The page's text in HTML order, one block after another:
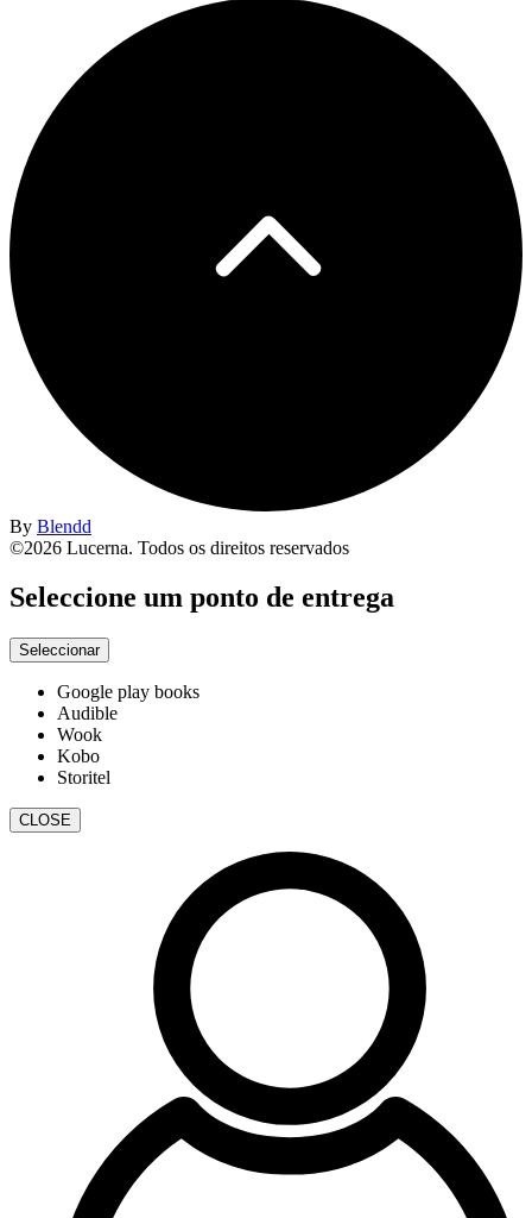
By Blendd
©2026 Lucerna. Todos os direitos reservados
Seleccione um ponto de entrega
Seleccionar
Google play books
Audible
Wook
Kobo
Storitel
CLOSE